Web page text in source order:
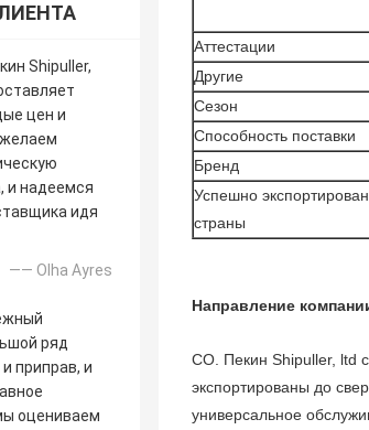
Shipuller,
цен и
и надеемся
идя
—— Olha Ayres
ряд
приправ, и
оцениваем
Аттестации
Другие
Сезон
Способность поставки
Бренд
Успешно
страны
Направление
CO. Пекин Shipuller, ltd
экспортированы до
универсальное